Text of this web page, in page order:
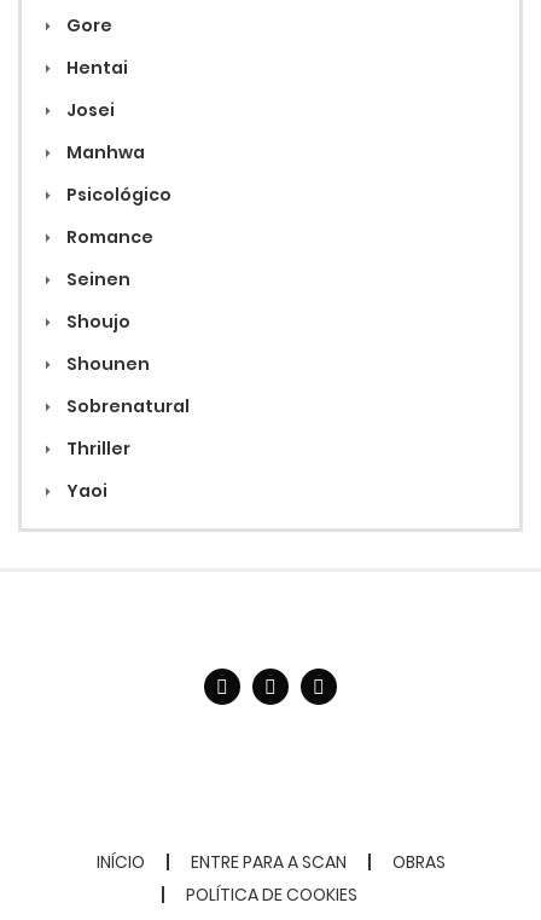
Gore
Hentai
Josei
Manhwa
Psicológico
Romance
Seinen
Shoujo
Shounen
Sobrenatural
Thriller
Yaoi
INÍCIO ENTRE PARA A SCAN
OBRAS
POLÍTICA DE COOKIES